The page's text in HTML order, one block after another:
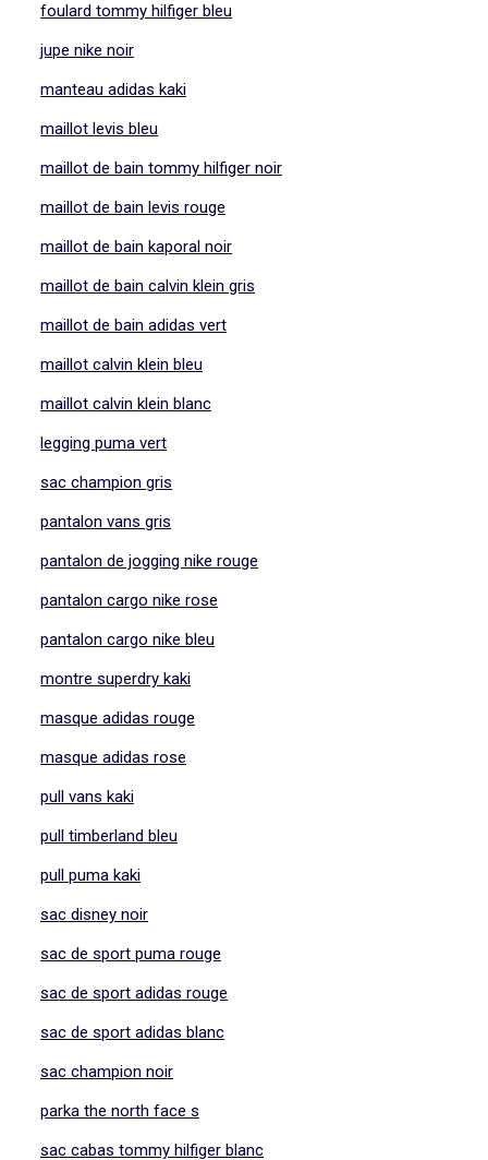
foulard tommy hilfiger bleu
jupe nike noir
manteau adidas kaki
maillot levis bleu
maillot de bain tommy hilfiger noir
maillot de bain levis rouge
maillot de bain kaporal noir
maillot de bain calvin klein gris
maillot de bain adidas vert
maillot calvin klein bleu
maillot calvin klein blanc
legging puma vert
sac champion gris
pantalon vans gris
pantalon de jogging nike rouge
pantalon cargo nike rose
pantalon cargo nike bleu
montre superdry kaki
masque adidas rouge
masque adidas rose
pull vans kaki
pull timberland bleu
pull puma kaki
sac disney noir
sac de sport puma rouge
sac de sport adidas rouge
sac de sport adidas blanc
sac champion noir
parka the north face s
sac cabas tommy hilfiger blanc